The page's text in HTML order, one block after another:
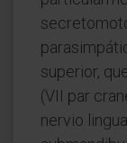
superior,
(VII par
nervio